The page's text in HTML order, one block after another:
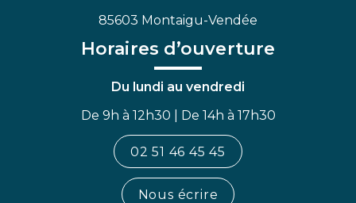
85603 Montaigu-Vendée
Horaires d’ouverture
Du lundi au vendredi
De 9h à 12h30 | De 14h à 17h30
02 51 46 45 45
Nous écrire